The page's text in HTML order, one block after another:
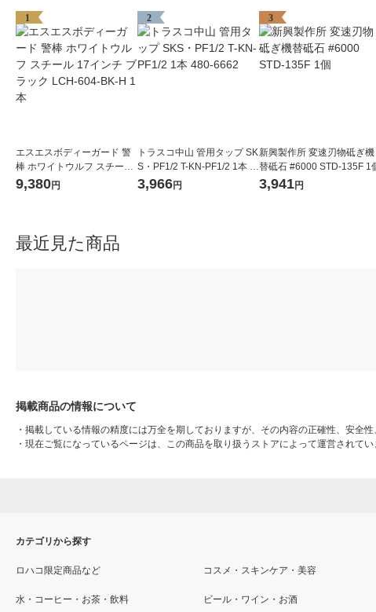
1
エスエスボディーガード 警
棒 ホワイトウルフ スチール
17インチ ブラック LCH-604
9,380円
2
トラスコ中山 管用タップ SK
S・PF1/2 T-KN-PF1/2 1本 4
80-6662
3,966円
3
新興製作所 変速刃物砥ぎ機
替砥石 #6000 STD-135F 1
3,941円
最近見た商品
掲載商品の情報について
・ 掲載している情報の精度には万全を期しておりますが、その内容の正確性、安全性
・ 現在ご覧になっているページは、この商品を取り扱うストアによって運営されて
カテゴリから探す
ロハコ限定商品など コスメ・スキンケア・美容
水・コーヒー・お茶・飲料 ビール・ワイン・お酒